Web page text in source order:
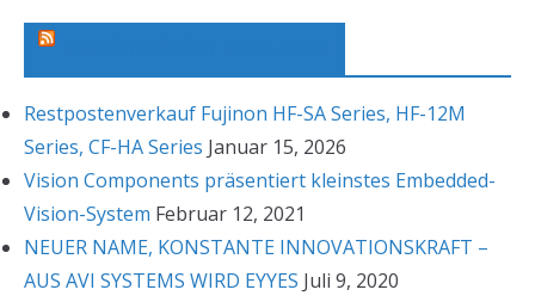
Restpostenverkauf Fujinon HF-SA Series, HF-12M
Series, CF-HA Series Januar 15, 2026
Vision Components präsentiert kleinstes Embedded-
Vision-System Februar 12, 2021
NEUER NAME, KONSTANTE INNOVATIONSKRAFT –
AUS AVI SYSTEMS WIRD EYYES Juli 9, 2020